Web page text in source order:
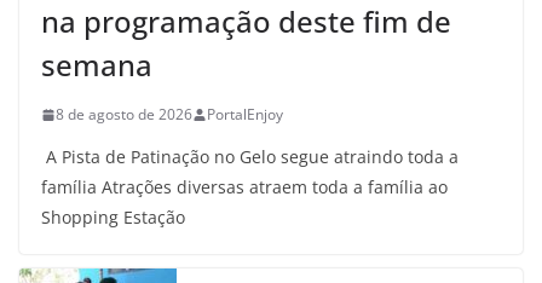
na programação deste fim de
semana
8 de agosto de 2026 PortalEnjoy
A Pista de Patinação no Gelo segue atraindo toda a
família Atrações diversas atraem toda a família ao
Shopping Estação